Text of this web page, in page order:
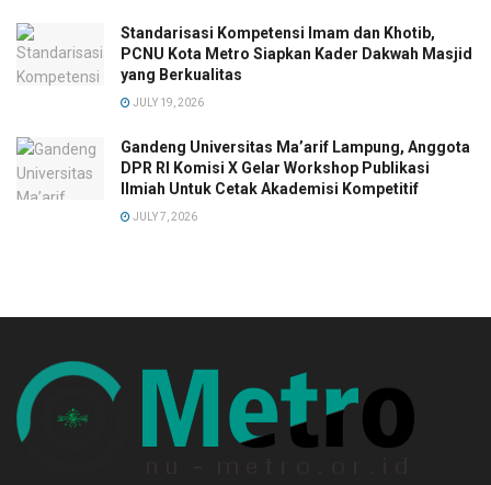
Standarisasi Kompetensi Imam dan Khotib,
PCNU Kota Metro Siapkan Kader Dakwah Masjid
yang Berkualitas
JULY 19, 2026
Gandeng Universitas Ma’arif Lampung, Anggota
DPR RI Komisi X Gelar Workshop Publikasi
Ilmiah Untuk Cetak Akademisi Kompetitif
JULY 7, 2026